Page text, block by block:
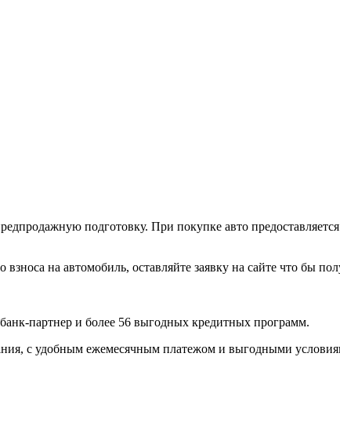
подготовку. При покупке авто предоставляется
на автомобиль, оставляйте заявку на сайте что бы
партнер и более 56 выгодных кредитных программ.
с удобным ежемесячным платежом и выгодными